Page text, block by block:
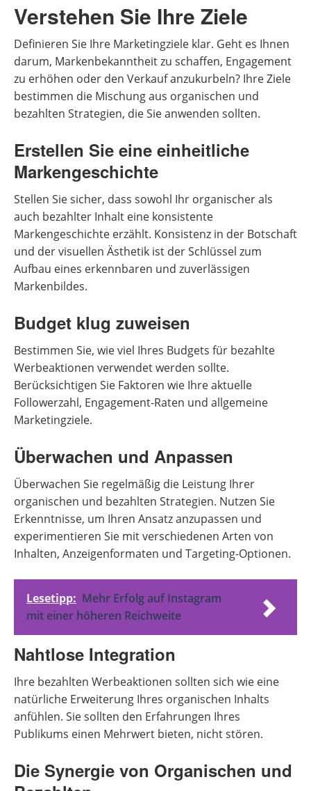
Verstehen Sie Ihre Ziele
Definieren Sie Ihre Marketingziele klar. Geht es Ihnen
darum, Markenbekanntheit zu schaffen, Engagement
zu erhöhen oder den Verkauf anzukurbeln? Ihre Ziele
bestimmen die Mischung aus organischen und
bezahlten Strategien, die Sie anwenden sollten.
Erstellen Sie eine einheitliche
Markengeschichte
Stellen Sie sicher, dass sowohl Ihr organischer als
auch bezahlter Inhalt eine konsistente
Markengeschichte erzählt. Konsistenz in der Botschaft
und der visuellen Ästhetik ist der Schlüssel zum
Aufbau eines erkennbaren und zuverlässigen
Markenbildes.
Budget klug zuweisen
Bestimmen Sie, wie viel Ihres Budgets für bezahlte
Werbeaktionen verwendet werden sollte.
Berücksichtigen Sie Faktoren wie Ihre aktuelle
Followerzahl, Engagement-Raten und allgemeine
Marketingziele.
Überwachen und Anpassen
Überwachen Sie regelmäßig die Leistung Ihrer
organischen und bezahlten Strategien. Nutzen Sie
Erkenntnisse, um Ihren Ansatz anzupassen und
experimentieren Sie mit verschiedenen Arten von
Inhalten, Anzeigenformaten und Targeting-Optionen.
Lesetipp: Mehr Erfolg auf Instagram
mit einer höheren Reichweite
Nahtlose Integration
Ihre bezahlten Werbeaktionen sollten sich wie eine
natürliche Erweiterung Ihres organischen Inhalts
anfühlen. Sie sollten den Erfahrungen Ihres
Publikums einen Mehrwert bieten, nicht stören.
Die Synergie von Organischen und